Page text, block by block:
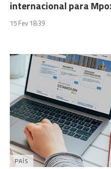
internacional para
15 Fev 18:39
PAÍS